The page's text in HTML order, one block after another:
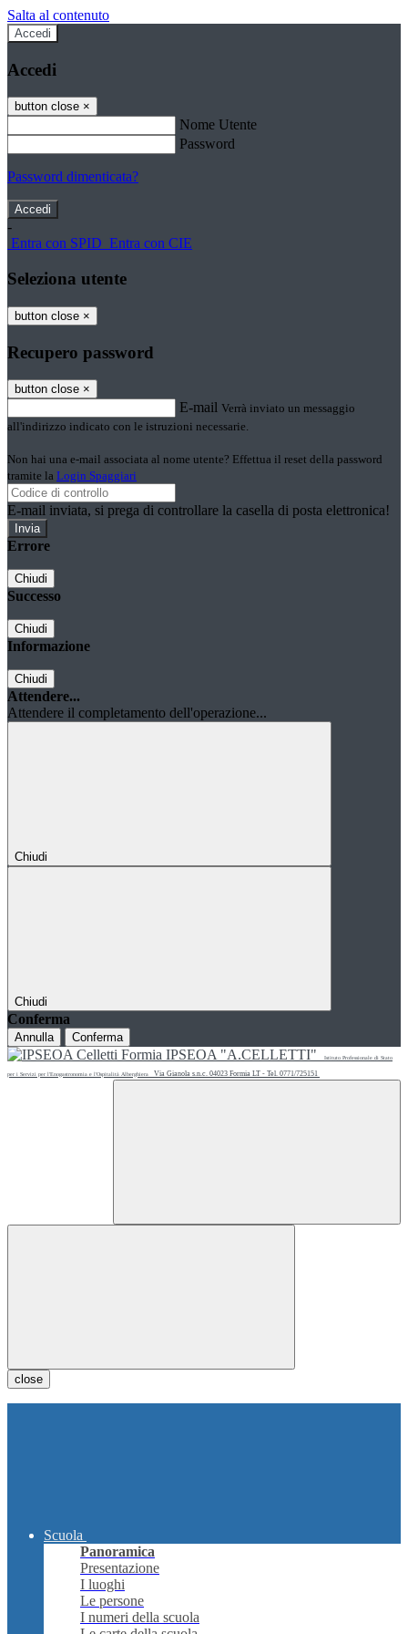
Salta al contenuto
Accedi
Accedi
button close ×
Nome Utente
Password
Password dimenticata?
-
Entra con SPID Entra con CIE
Seleziona utente
button close ×
Recupero password
button close ×
E-mail Verrà inviato un messaggio
all'indirizzo indicato con le istruzioni necessarie.
Non hai una e-mail associata al nome utente? Effettua il reset della password
tramite la Login Spaggiari
E-mail inviata, si prega di controllare la casella di posta elettronica!
Errore
Chiudi
Successo
Chiudi
Informazione
Chiudi
Attendere...
Attendere il completamento dell'operazione...
Chiudi
Chiudi
Conferma
Annulla Conferma
IPSEOA "A.CELLETTI" Istituto Professionale di Stato
per i Servizi per l'Enogastronomia e l'Ospitalità Alberghiera Via Gianola s.n.c. 04023 Formia LT - Tel. 0771/725151
close
Scuola
Panoramica
Presentazione
I luoghi
Le persone
I numeri della scuola